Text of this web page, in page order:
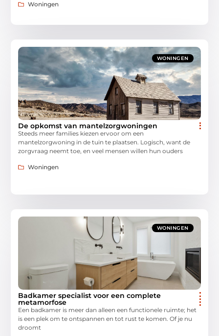
Woningen
WONINGEN
De opkomst van mantelzorgwoningen
Steeds meer families kiezen ervoor om een
mantelzorgwoning in de tuin te plaatsen. Logisch, want de
zorgvraag neemt toe, en veel mensen willen hun ouders
Woningen
WONINGEN
Badkamer specialist voor een complete
metamorfose
Een badkamer is meer dan alleen een functionele ruimte; het
is een plek om te ontspannen en tot rust te komen. Of je nu
droomt